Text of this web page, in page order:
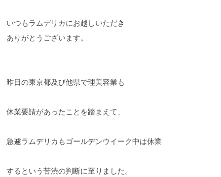
いつもラムデリカにお越しいただき
ありがとうございます。
昨日の東京都及び他県で理美容業も
休業要請があったことを踏まえて、
急遽ラムデリカもゴールデンウイーク中は休業
するという苦渋の判断に至りました。